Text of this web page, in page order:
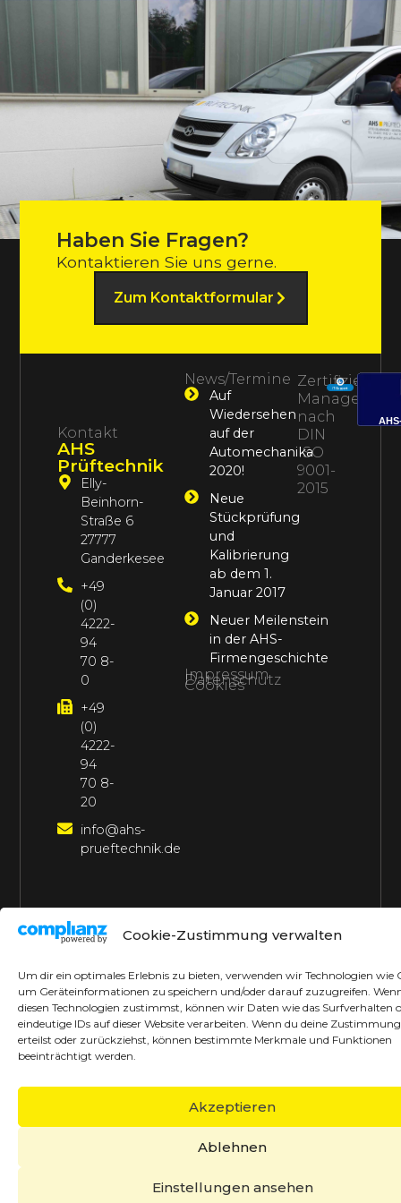
Cookie-Zustimmung verwalten
Um dir ein optimales Erlebnis zu bieten, verwenden wir Technologien wie
um Geräteinformationen zu speichern und/oder darauf zuzugreifen.
diesen Technologien zustimmst, können wir Daten wie das Surfverhalten
eindeutige IDs auf dieser Website verarbeiten. Wenn du deine
erteilst oder zurückziehst, können bestimmte Merkmale und Funktionen
beeinträchtigt werden.
Akzeptieren
Ablehnen
Einstellungen ansehen
Haben Sie Fragen?
Kontaktieren Sie uns gerne.
Zum Kontaktformular
News/Termine
Auf
Wiedersehen
auf der
Automechanika
2020!
Neue
Stückprüfung
und
Kalibrierung
ab dem 1.
Januar 2017
Neuer Meilenstein
in der AHS-
Firmengeschichte
Impressum
Datenschutz
Cookies
Kontakt
AHS
Prüftechnik
Elly-
Beinhorn-
Straße 6
27777
Ganderkesee
+49
(0)
4222-
94
70 8-
0
+49
(0)
4222-
94
70 8-
20
info@ahs-
prueftechnik.de
Zertifiziertes
nach
DIN
ISO
9001-
2015
©2026 AHS PrüftechnikAlle Rechte vorbehalten